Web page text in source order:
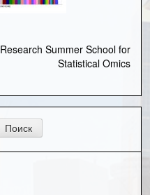
Research Summer School for
Statistical Omics